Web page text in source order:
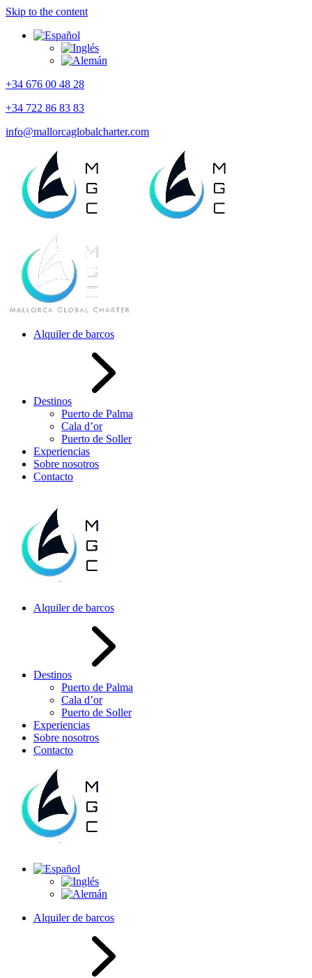
Skip to the content
+34 676 00 48 28
+34 722 86 83 83
info@mallorcaglobalcharter.com
Alquiler de barcos
Destinos
Puerto de Palma
Cala d’or
Puerto de Soller
Experiencias
Sobre nosotros
Contacto
Alquiler de barcos
Destinos
Puerto de Palma
Cala d’or
Puerto de Soller
Experiencias
Sobre nosotros
Contacto
Alquiler de barcos